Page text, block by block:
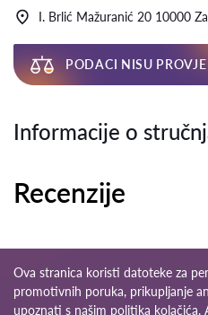
I. Brlić Mažuranić 20 10000
PODACI NISU
Informacije o
Recenzije
Ova stranica koristi datoteke za
promotivnih poruka, prikupljanje
upoznati s našim politika kolačića.